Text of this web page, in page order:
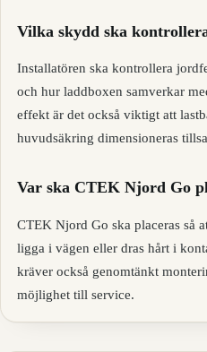
Vilka skydd ska
Installatören ska kontrollera
och hur laddboxen samverkar
effekt är det också viktigt att
huvudsäkring dimensioneras
Var ska CTEK Njord Go
CTEK Njord Go ska placeras så
ligga i vägen eller dras hårt i
kräver också genomtänkt
möjlighet till service.